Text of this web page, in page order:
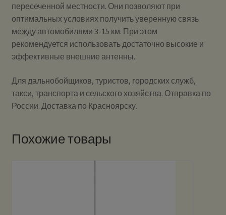
пересеченной местности. Они позволяют при
оптимальных условиях получить уверенную связь
между автомобилями 3-15 км. При этом
рекомендуется использовать достаточно высокие и
эффективные внешние антенны.
Для дальнобойщиков, туристов, городских служб,
такси, транспорта и сельского хозяйства. Отправка по
России. Доставка по Красноярску.
Похожие товары